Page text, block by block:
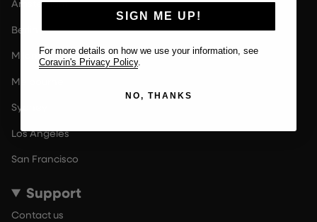
Amsterdam
Berlin
Milan
Melbourne
Sydney
Los Angeles
San Francisco
Support
Contact us
SIGN ME UP!
For more details on how we use your information, see
Coravin's Privacy Policy
NO, THANKS